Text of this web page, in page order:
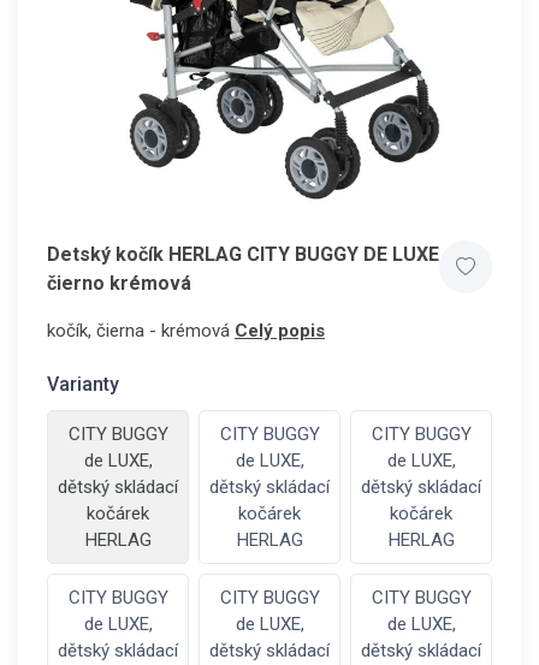
Detský kočík HERLAG CITY BUGGY DE LUXE
čierno krémová
kočík, čierna - krémová Celý popis
Varianty
CITY BUGGY
de LUXE,
dětský skládací
kočárek
HERLAG
CITY BUGGY
de LUXE,
dětský skládací
kočárek
HERLAG
CITY BUGGY
de LUXE,
dětský skládací
kočárek
HERLAG
CITY BUGGY
de LUXE,
dětský skládací
CITY BUGGY
de LUXE,
dětský skládací
CITY BUGGY
de LUXE,
dětský skládací